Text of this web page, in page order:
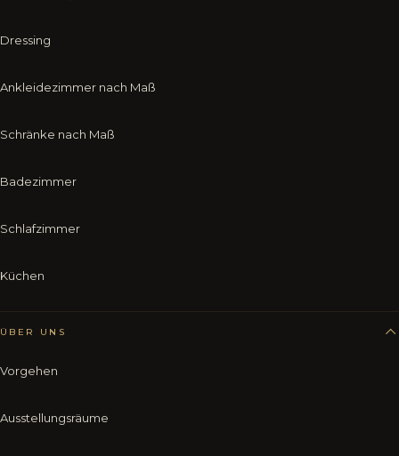
Dressing
Ankleidezimmer nach Maß
Schränke nach Maß
Badezimmer
Schlafzimmer
Küchen
ÜBER UNS
Vorgehen
Ausstellungsräume